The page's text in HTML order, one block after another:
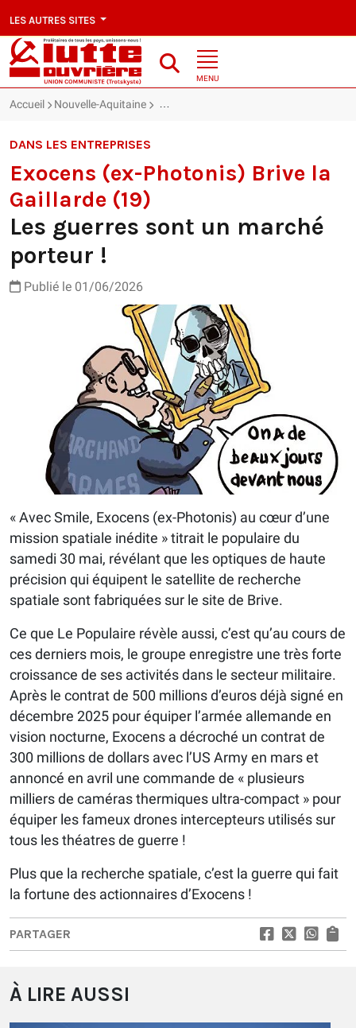
LES AUTRES SITES
MENU
Accueil Nouvelle-Aquitaine Exocens (ex-Photonis) Brive la
DANS LES ENTREPRISES
Exocens (ex-Photonis) Brive la
Gaillarde (19)
Les guerres sont un marché
porteur !
Publié le 01/06/2026
« Avec Smile, Exocens (ex-Photonis) au cœur d’une
mission spatiale inédite » titrait le populaire du
samedi 30 mai, révélant que les optiques de haute
précision qui équipent le satellite de recherche
spatiale sont fabriquées sur le site de Brive.
Ce que Le Populaire révèle aussi, c’est qu’au cours de
ces derniers mois, le groupe enregistre une très forte
croissance de ses activités dans le secteur militaire.
Après le contrat de 500 millions d’euros déjà signé en
décembre 2025 pour équiper l’armée allemande en
vision nocturne, Exocens a décroché un contrat de
300 millions de dollars avec l’US Army en mars et
annoncé en avril une commande de « plusieurs
milliers de caméras thermiques ultra-compact » pour
équiper les fameux drones intercepteurs utilisés sur
tous les théatres de guerre !
Plus que la recherche spatiale, c’est la guerre qui fait
la fortune des actionnaires d’Exocens !
PARTAGER
À LIRE AUSSI